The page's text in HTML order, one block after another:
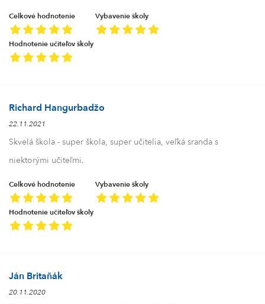
Celkové hodnotenie Vybavenie školy
Hodnotenie učiteľov školy
Richard Hangurbadžo
22.11.2021
Skvelá škola - super škola, super učitelia, veľká sranda s
niektorými učiteľmi.
Celkové hodnotenie Vybavenie školy
Hodnotenie učiteľov školy
Ján Britaňák
20.11.2020